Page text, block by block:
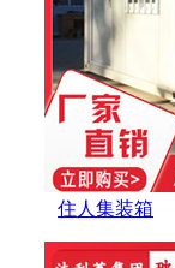
住人集装箱